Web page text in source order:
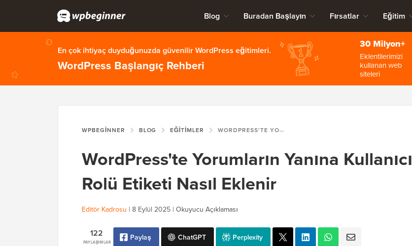
Blog Buradan Başlayın Fırsatlar Eğitim
En çok ihtiyaç duyduğunuzda güvenilir WordPress eğitimleri.
WordPress Başlangıç Rehberi
30 Milyon+
Eklentilerimizi
kullanan web
siteleri
WPBEGINNER BLOG EĞITIMLER WORDPRESS'TE YORUMLARIN YANINA KULLANICI ROLÜ ETIKETI NASIL EKLENIR
WordPress'te Yorumların Yanına Kullanıcı
Rolü Etiketi Nasıl Eklenir
Editör Kadrosu | 8 Eylül 2025 | Okuyucu Açıklaması
PAYLAŞIMLAR
122 Paylaş ChatGPT Perplexity